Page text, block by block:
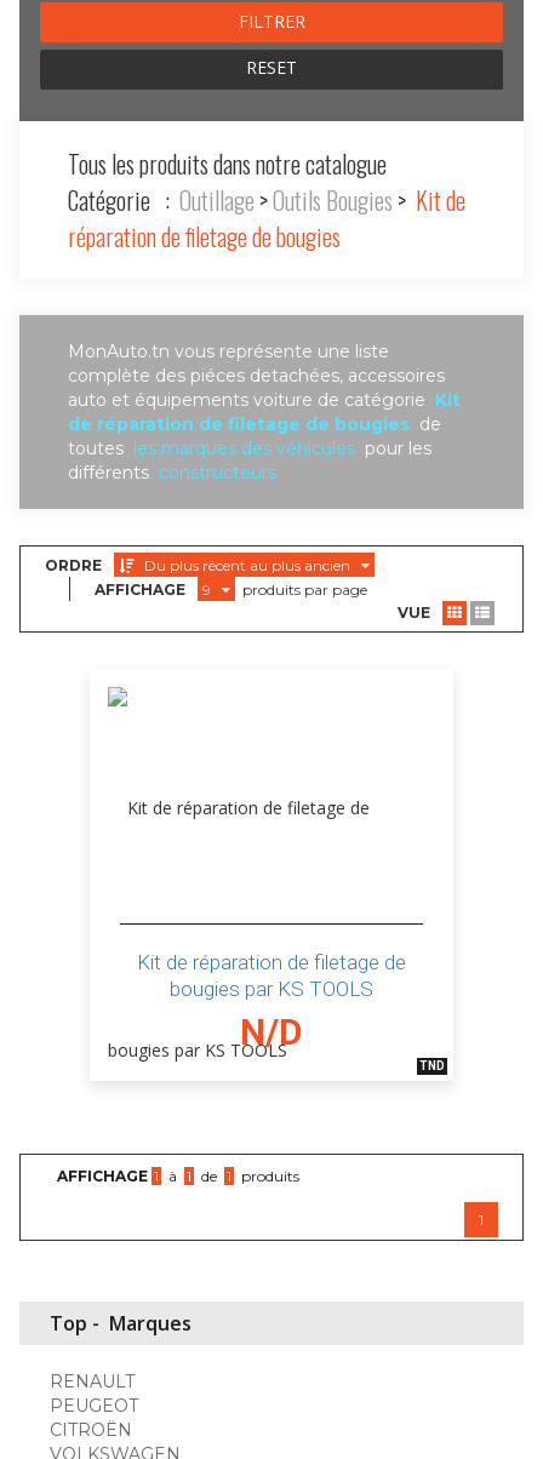
RESET
Tous les produits dans notre catalogue
Catégorie : Outillage >Outils Bougies > Kit de
réparation de filetage de bougies
MonAuto.tn vous représente une liste
complète des piéces detachées, accessoires
auto et équipements voiture de catégorie Kit
de réparation de filetage de bougies de
toutes les marques des véhicules pour les
différents constructeurs
ORDRE
Du plus récent au plus ancien
AFFICHAGE
9
produits par page
VUE
Kit de réparation de filetage de
bougies par KS TOOLS
N/D
TND
AFFICHAGE 1 à 1 de 1 produits
1
Top - Marques
RENAULT
PEUGEOT
CITROËN
VOLKSWAGEN